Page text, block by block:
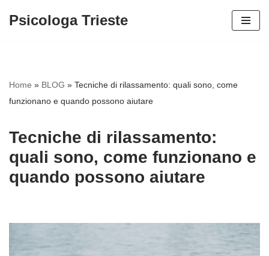
Psicologa Trieste
Home » BLOG » Tecniche di rilassamento: quali sono, come
funzionano e quando possono aiutare
Tecniche di rilassamento:
quali sono, come funzionano e
quando possono aiutare